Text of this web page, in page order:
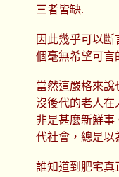
三者皆缺.
因此幾乎可以
個毫無希望可言
當然這嚴格來說
沒後代的老人在
非是甚麼新鮮事
代社會，總是以
誰知道到肥宅真